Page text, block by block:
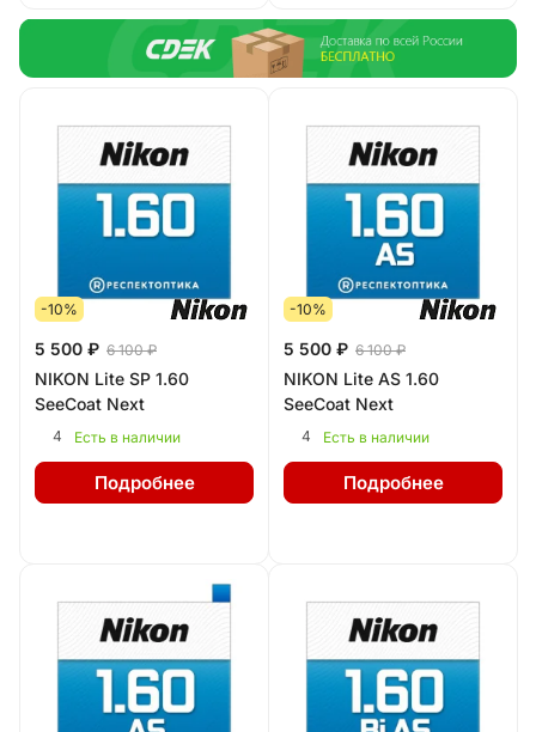
-10%
5 500 ₽ 6 100 ₽
NIKON Lite SP 1.60
SeeCoat Next
4 Есть в наличии
Подробнее
-10%
5 500 ₽ 6 100 ₽
NIKON Lite AS 1.60
SeeCoat Next
4 Есть в наличии
Подробнее